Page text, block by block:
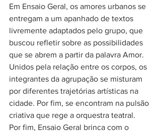
Em Ensaio Geral, os amores urbanos se
entregam a um apanhado de textos
livremente adaptados pelo grupo, que
buscou refletir sobre as possibilidades
que se abrem a partir da palavra Amor.
Unidos pela relação entre os corpos, os
integrantes da agrupação se misturam
por diferentes trajetórias artísticas na
cidade. Por fim, se encontram na pulsão
criativa que rege a orquestra teatral.
Por fim, Ensaio Geral brinca com o